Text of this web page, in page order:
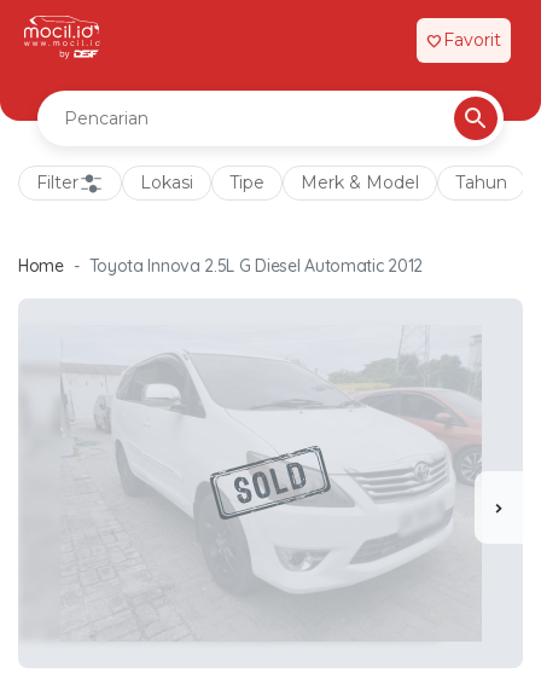
favorite Favorit
Filter Lokasi Tipe Merk & Model Tahun
Home Toyota Innova 2.5L G Diesel Automatic 2012
chevron_right